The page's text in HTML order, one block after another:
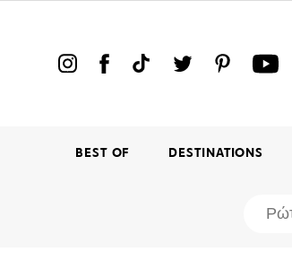
BEST OF DESTINATIONS